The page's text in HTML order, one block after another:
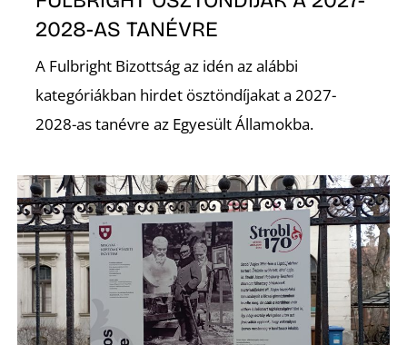
2028-AS TANÉVRE
A Fulbright Bizottság az idén az alábbi
kategóriákban hirdet ösztöndíjakat a 2027-
2028-as tanévre az Egyesült Államokba.